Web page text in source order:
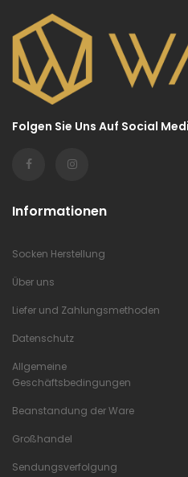
Folgen Sie Uns Auf Social
Informationen
Socken Herstellung
Über uns
Liefer und Zahlungsmethoden
Datenschutz
Allgemeine
Geschäftsbedingungen
Beanstandung der Ware
Großhandel
Sendungsverfolgung